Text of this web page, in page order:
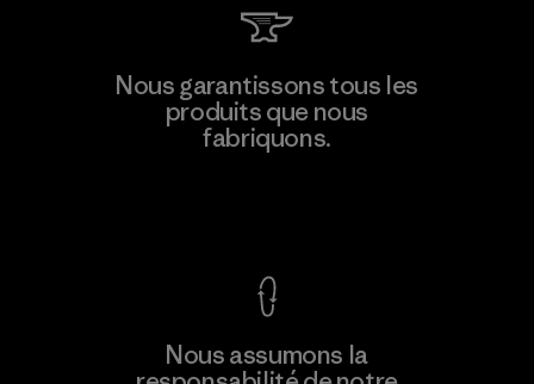
plus
MAS Active (Pvt) Ltd. - Asialine
Nous garantissons tous les
produits que nous
fabriquons.
Nous assumons la